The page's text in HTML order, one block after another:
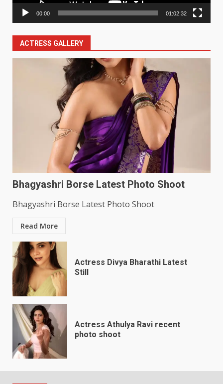
00:00 01:02:32
ACTRESS GALLERY
Bhagyashri Borse Latest Photo Shoot
Bhagyashri Borse Latest Photo Shoot
Read More
Actress Divya Bharathi Latest
Still
Actress Athulya Ravi recent
photo shoot